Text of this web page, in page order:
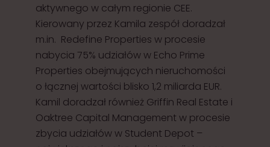
aktywnego w całym regionie CEE.
Kierowany przez Kamila zespół doradzał
m.in. Redefine Properties w procesie
nabycia 75% udziałów w Echo Prime
Properties obejmujących nieruchomości
o łącznej wartości blisko 1,2 miliarda EUR.
Kamil doradzał również Griffin Real Estate i
Oaktree Capital Management w procesie
zbycia udziałów w Student Depot –